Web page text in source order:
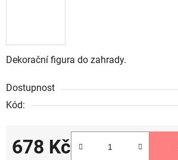
Dekorační figura do zahrady.
Dostupnost
Kód:
678 Kč